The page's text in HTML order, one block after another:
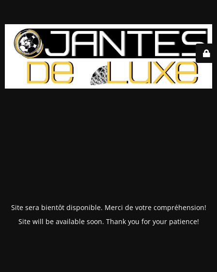
Site sera bientôt disponible. Merci de votre compréhension!
Site will be available soon. Thank you for your patience!